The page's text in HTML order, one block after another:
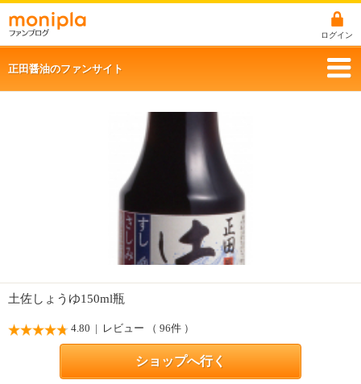
ログイン
正田醤油のファンサイト
土佐しょうゆ150ml瓶
4.80 | レビュー （ 96件 ）
ショップへ行く